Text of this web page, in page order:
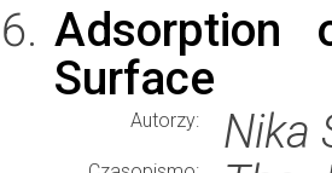
Adsorption
Surface
Autorzy: Nika